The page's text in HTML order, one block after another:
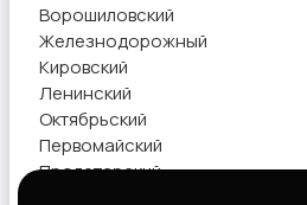
Ворошиловский
Железнодорожный
Кировский
Ленинский
Октябрьский
Первомайский
Пролетарский